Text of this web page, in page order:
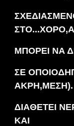
ΜΠΟΡΕΙ ΝΑ
ΣΕ
ΑΚΡΗ,ΜΕΣΗ).
ΔΙΑΘΕΤΕΙ
ΚΑΙ